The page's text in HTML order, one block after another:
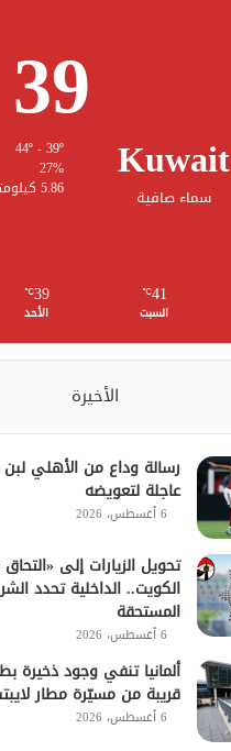
Kuwait
سماء صافية
39
27%
5.86 كيلومتر/ساعة
41
℃
السبت
39
℃
الأحد
الأخيرة
رسالة وداع من الأهلي
عاجلة لتعويضه
6 أغسطس، 2026
تحويل الزيارات إلى
الكويت.. الداخلية تحدد
المستحقة
6 أغسطس، 2026
ألمانيا تنفي وجود ذخيرة
قريبة من مسيّرة مطار
6 أغسطس، 2026